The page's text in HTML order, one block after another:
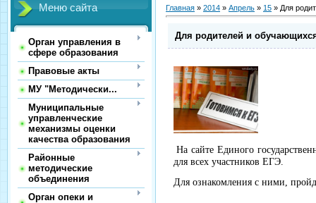
Меню сайта
Орган управления в
сфере образования
Правовые акты
МУ "Методически...
Муниципальные
управленческие
механизмы оценки
качества образования
Районные
методические
объединения
Орган опеки и
Главная » 2014 » Апрель » 15 » Для
Для родителей и
На сайте Единого
для всех участников ЕГЭ.
Для ознакомления с ними,